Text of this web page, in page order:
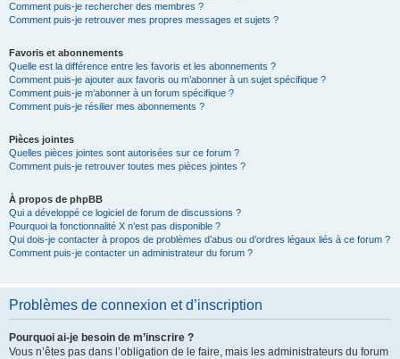
Comment puis-je rechercher des membres ?
Comment puis-je retrouver mes propres messages et sujets ?
Favoris et abonnements
Quelle est la différence entre les favoris et les abonnements ?
Comment puis-je ajouter aux favoris ou m’abonner à un sujet spécifique ?
Comment puis-je m’abonner à un forum spécifique ?
Comment puis-je résilier mes abonnements ?
Pièces jointes
Quelles pièces jointes sont autorisées sur ce forum ?
Comment puis-je retrouver toutes mes pièces jointes ?
À propos de phpBB
Qui a développé ce logiciel de forum de discussions ?
Pourquoi la fonctionnalité X n’est pas disponible ?
Qui dois-je contacter à propos de problèmes d’abus ou d’ordres légaux liés à ce forum ?
Comment puis-je contacter un administrateur du forum ?
Problèmes de connexion et d’inscription
Pourquoi ai-je besoin de m’inscrire ?
Vous n’êtes pas dans l’obligation de le faire, mais les administrateurs du forum